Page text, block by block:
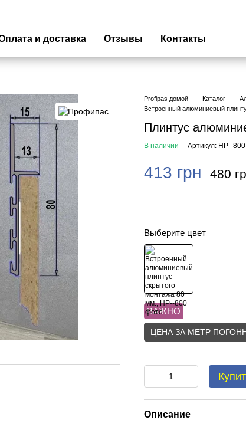
и доставка Отзывы Контакты
Profipas домой Каталог
Встроенный алюминиевый
Плинтус
В наличии Артикул: HP--800
413 грн 480
Выберите цвет
ВАЖНО
ЦЕНА ЗА МЕТР
Описание